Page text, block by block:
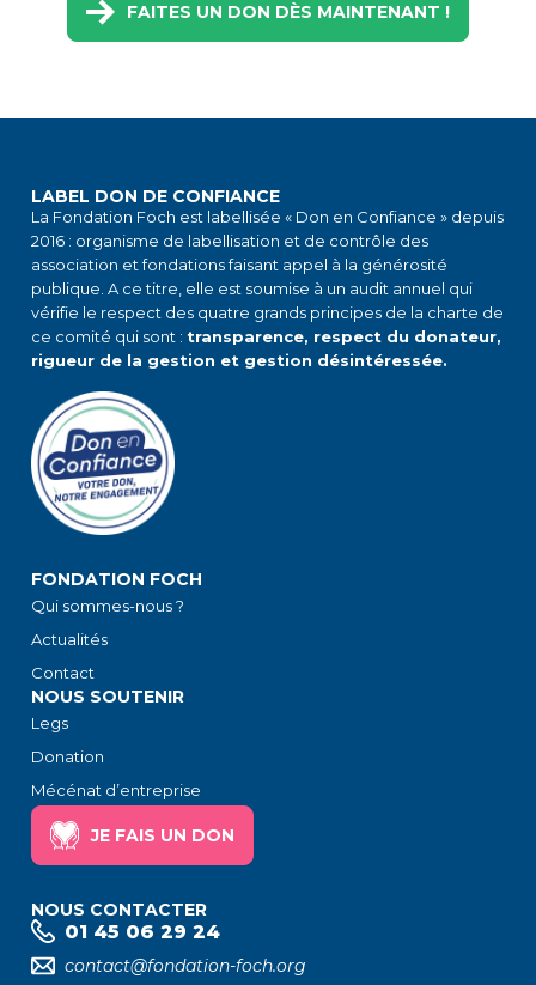
FAITES UN DON DÈS MAINTENANT !
LABEL DON DE CONFIANCE
La Fondation Foch est labellisée « Don en Confiance » depuis
2016 : organisme de labellisation et de contrôle des
association et fondations faisant appel à la générosité
publique. A ce titre, elle est soumise à un audit annuel qui
vérifie le respect des quatre grands principes de la charte de
ce comité qui sont : transparence, respect du donateur,
rigueur de la gestion et gestion désintéressée.
FONDATION FOCH
Qui sommes-nous ?
Actualités
Contact
NOUS SOUTENIR
Legs
Donation
Mécénat d’entreprise
JE FAIS UN DON
NOUS CONTACTER
01 45 06 29 24
contact@fondation-foch.org